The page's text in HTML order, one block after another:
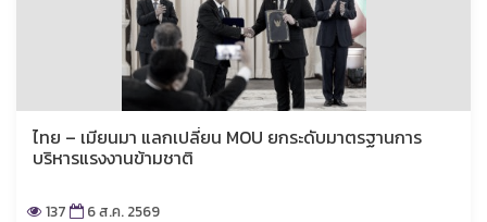
ไทย – เมียนมา แลกเปลี่ยน MOU ยกระดับมาตรฐานการ
บริหารแรงงานข้ามชาติ
137 6 ส.ค. 2569